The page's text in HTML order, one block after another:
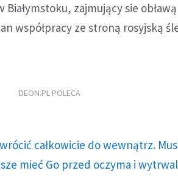
zajmujący sie
współpracy ze stroną rosyjską
DEON.PL POLECA
całkowicie do wewnątrz.
mieć Go przed oczyma i